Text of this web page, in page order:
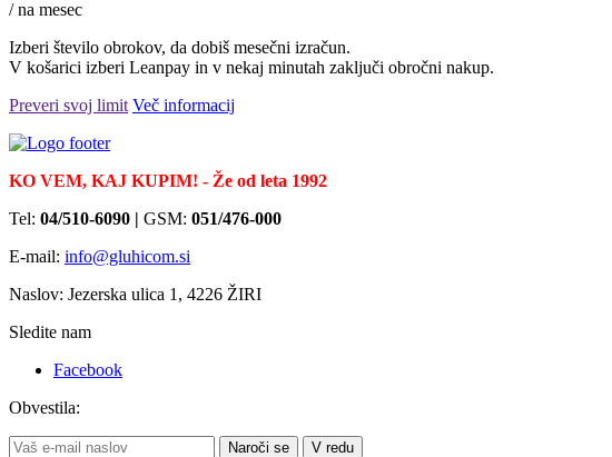
/ na mesec
Izberi število obrokov, da dobiš mesečni izračun.
V košarici izberi Leanpay in v nekaj minutah zaključi obročni nakup.
Preveri svoj limit Več informacij
KO VEM, KAJ KUPIM! - Že od leta 1992
Tel: 04/510-6090 | GSM: 051/476-000
E-mail: info@gluhicom.si
Naslov: Jezerska ulica 1, 4226 ŽIRI
Sledite nam
Facebook
Obvestila:
Naroči se V redu